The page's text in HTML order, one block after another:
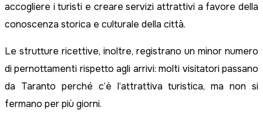
accogliere i turisti e creare servizi attrattivi a favore della
conoscenza storica e culturale della città.
Le strutture ricettive, inoltre, registrano un minor numero
di pernottamenti rispetto agli arrivi: molti visitatori passano
da Taranto perché c’è l’attrattiva turistica, ma non si
fermano per più giorni.